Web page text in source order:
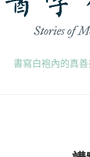
書寫白袍內的真